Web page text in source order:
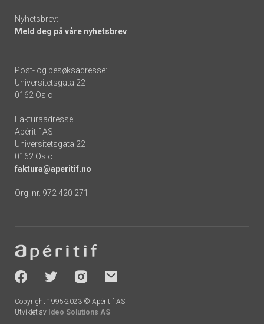
Nyhetsbrev:
Meld deg på våre nyhetsbrev
Post- og besøksadresse:
Universitetsgata 22
0162 Oslo
Fakturaadresse:
Apéritif AS
Universitetsgata 22
0162 Oslo
faktura@aperitif.no
Org. nr. 972 420 271
-
socials
Copyright 1995-2023 © Apéritif AS
Utviklet av Ideo Solutions AS